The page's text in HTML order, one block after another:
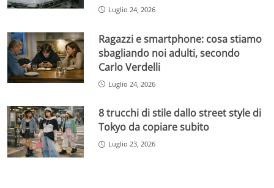
Luglio 24, 2026
Ragazzi e smartphone: cosa stiamo
sbagliando noi adulti, secondo
Carlo Verdelli
Luglio 24, 2026
8 trucchi di stile dallo street style di
Tokyo da copiare subito
Luglio 23, 2026